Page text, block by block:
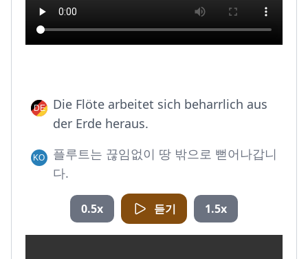
Die Flöte arbeitet sich beharrlich aus
der Erde heraus.
플루트는 끊임없이 땅 밖으로 뻗어나갑니
다.
0.5x 듣기 1.5x